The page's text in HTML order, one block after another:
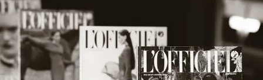
converge with surgical precision.